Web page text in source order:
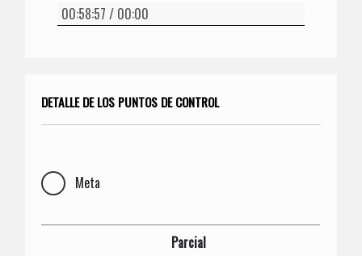
DETALLE DE LOS PUNTOS DE CONTROL
Meta
Parcial